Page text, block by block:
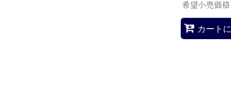
希望小売価格
カート